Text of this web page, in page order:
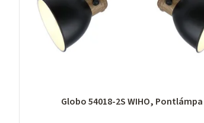
Globo 54018-2S WIHO, Pontlámpa